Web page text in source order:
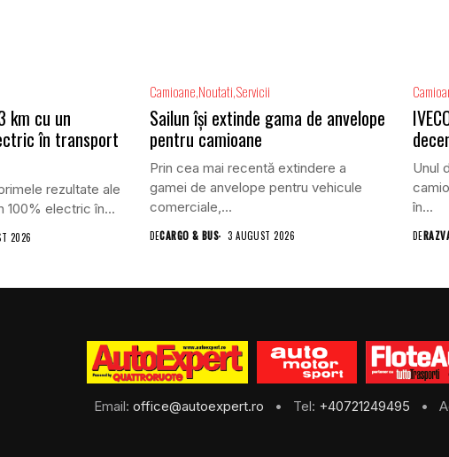
km cu un
în transport
rezultate ale
100% electric în...
2026
Camioane Noutati Servicii
Sailun își extinde gama de anvelope
pentru camioane
Prin cea mai recentă extindere a
gamei de anvelope pentru vehicule
comerciale,...
DECARGO & BUS 3 AUGUST 2026
Unul
în...
DE
Email: office@autoexpert.ro • Tel: +40721249495 •